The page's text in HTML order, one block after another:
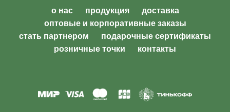
о нас продукция
доставка
оптовые и корпоративные заказы
стать партнером
подарочные сертификаты
розничные точки
контакты